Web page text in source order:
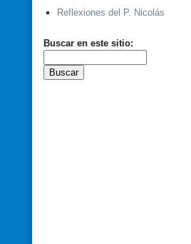
Reflexiones del P. Nicolás
Buscar en este sitio: